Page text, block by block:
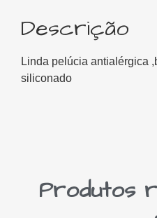
Descrição
Linda pelúcia antialérgica
siliconado
Produtos